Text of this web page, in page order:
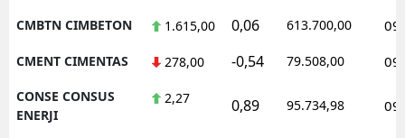
CMBTN CIMBETON 1.615,00 0,06 613.700,00
CMENT CIMENTAS 278,00 -0,54 79.508,00
CONSE CONSUS
ENERJI
2,27 0,89 95.734,98